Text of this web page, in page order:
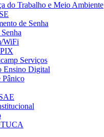
do Trabalho e Meio Ambiente
de Senha
WiFi
Serviços
Ensino Digital
Pânico